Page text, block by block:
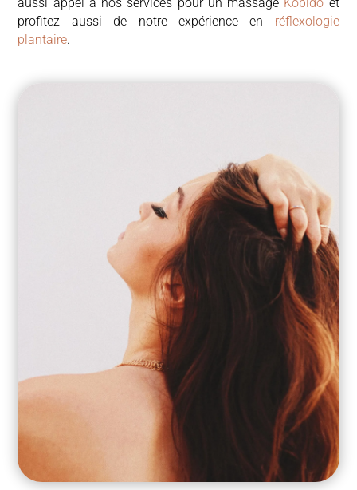
profitez aussi de notre expérience en réflexologie
plantaire.